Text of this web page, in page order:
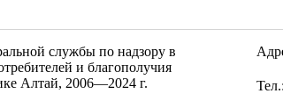
службы по надзору в
и благополучия
Алтай, 2006—2024 г.